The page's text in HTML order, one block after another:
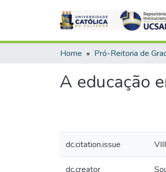
Home
A educação
dc.citation.issue VIII
dc.creator